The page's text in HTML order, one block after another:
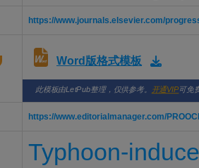
https://www.journals.elsevier.com/
Word版格式模板
此模板由LetPub整理，仅供参考。 开通VIP可免
https://www.editorialmanager.com/
Typhoon-